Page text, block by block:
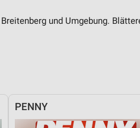
und Umgebung.
PENNY